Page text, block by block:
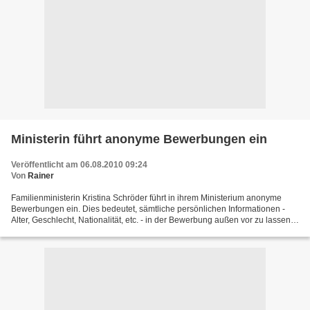
Ministerin führt anonyme Bewerbungen ein
Veröffentlicht am 06.08.2010 09:24
Von Rainer
Familienministerin Kristina Schröder führt in ihrem Ministerium anonyme
Bewerbungen ein. Dies bedeutet, sämtliche persönlichen Informationen -
Alter, Geschlecht, Nationalität, etc. - in der Bewerbung außen vor zu lassen.